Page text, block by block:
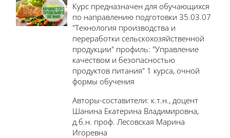
Курс предназначен для обучающихся
по направлению подготовки 35.03.07
"Технология производства и
переработки сельскохозяйственной
продукции" профиль: "Управление
качеством и безопасностью
продуктов питания" 1 курса, очной
формы обучения
Авторы-составители: к.т.н., доцент
Шанина Екатерина Владимировна,
д.б.н. проф. Лесовская Марина
Игоревна